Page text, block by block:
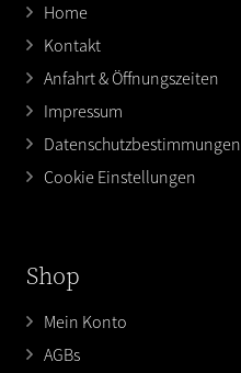
Home
Kontakt
Anfahrt & Öffnungszeiten
Impressum
Datenschutzbestimmungen
Cookie Einstellungen
Shop
Mein Konto
AGBs